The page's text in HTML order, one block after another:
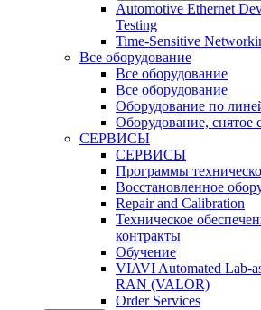
Automotive Ethernet
Testing
Time-Sensitive
Все оборудование
Все оборудование
Все оборудование
Оборудование по
Оборудование, снятое
СЕРВИСЫ
СЕРВИСЫ
Программы
Восстановленное
Repair and Calibration
Техническое
контракты
Обучение
VIAVI Automated Lab-
RAN (VALOR)
Order Services